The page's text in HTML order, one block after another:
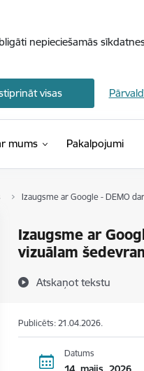
nepieciešamās
visas
mums Pakalpojumi
Izaugsme ar Google - DEMO
Izaugsme ar
vizuālam
Atskaņot tekstu
Publicēts: 21.04.2026.
Datums